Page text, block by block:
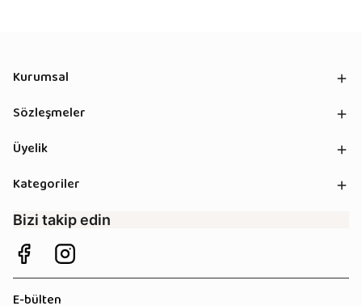
Kurumsal
Sözleşmeler
Üyelik
Kategoriler
Bizi takip edin
E-bülten